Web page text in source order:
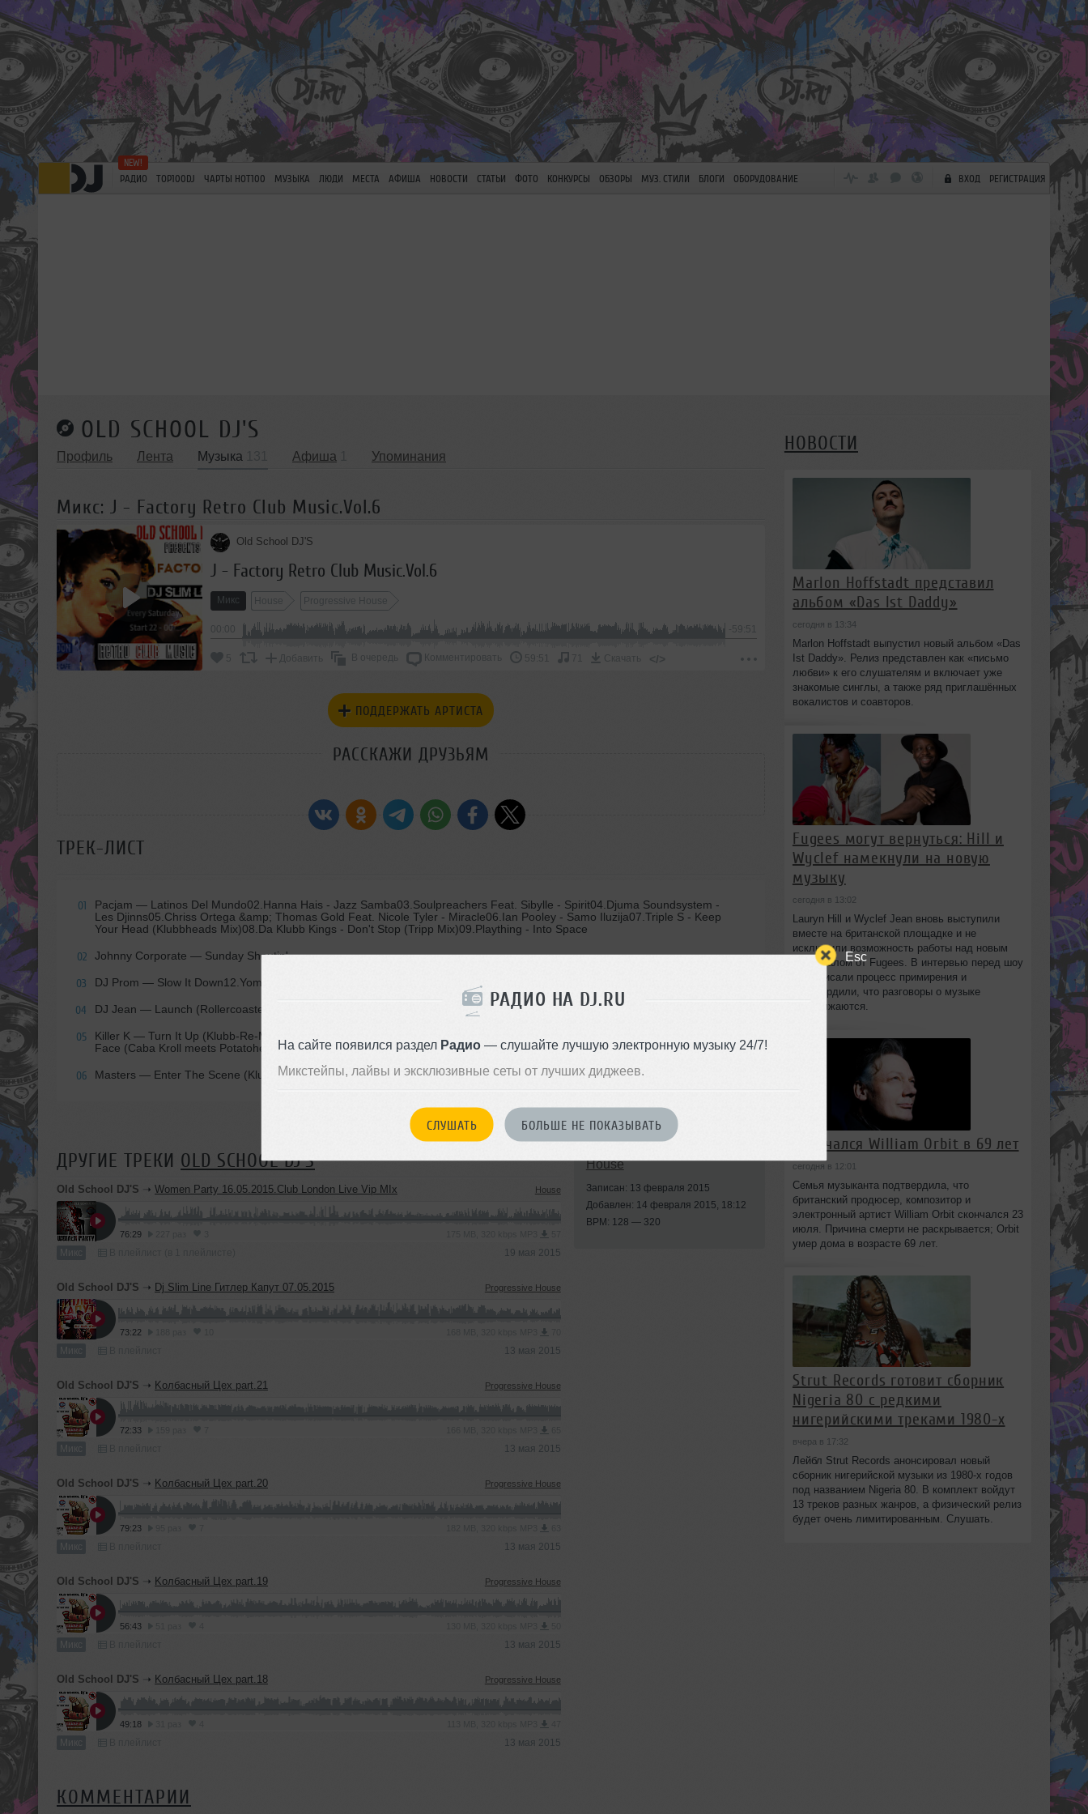
Esc
РАДИО НА DJ.RU
На сайте появился раздел Радио— слушайте лучшую электронную музыку 24/7!
Микстейпы, лайвы и эксклюзивные сеты от лучших диджеев.
СЛУШАТЬ БОЛЬШЕ НЕ ПОКАЗЫВАТЬ
РАДИО TOP100DJ ЧАРТЫ HOT100 МУЗЫКА ЛЮДИ МЕСТА АФИША НОВОСТИ СТАТЬИ ФОТО КОНКУРСЫ ОБЗОРЫ МУЗ. СТИЛИ БЛОГИ ОБОРУДОВАНИЕ ВХОД РЕГИСТРАЦИЯ
OLD SCHOOL DJ'S
Профиль Лента Музыка Афиша Упоминания
Микс: J - Factory Retro Club Music.Vol.6
Old School DJ'S
J - Factory Retro Club Music.Vol.6
Микс House Progressive House
-59:51
5 Добавить В очередь Комментировать 59:51 71 Скачать </>
ПОДДЕРЖАТЬ АРТИСТА
РАССКАЖИ ДРУЗЬЯМ
ТРЕК-ЛИСТ
01 Pacjam — Latinos Del Mundo02.Hanna Hais - Jazz Samba03.Soulpreachers Feat. Sibylle - Spirit04.Djuma Soundsystem -
Les Djinns05.Chriss Ortega &amp; Thomas Gold Feat. Nicole Tyler - Miracle06.Ian Pooley - Samo Iluzija07.Triple S - Keep
Your Head (Klubbheads Mix)08.Da Klubb Kings - Don't Stop (Tripp Mix)09.Plaything - Into Space
02 Johnny Corporate — Sunday Shoutin'
03 DJ Prom — Slow It Down12.Yomanda - Synth &amp; Strings13.Slim Line - Mono Boy
04 DJ Jean — Launch (Rollercoaster's Pumped Up Mix)
05 Killer K — Turn It Up (Klubb-Re-Mix)16.Mark Van Dale with Enrico - Water Verve (DJ Quicksilver Mix)17.Caba Kroll - In Your
Face (Caba Kroll meets Potatoheads)
06 Masters — Enter The Scene (Klubbheads Vs Rollercoasters Mix)
ДРУГИЕ ТРЕКИ OLD SCHOOL DJ'S
Old School DJ'S ➝ Women Party 16.05.2015.Club London Live Vip MIx House
76:29
Микс 19 мая 2015
Old School DJ'S ➝ Dj Slim Line Гитлер Капут 07.05.2015 Progressive House
73:22
Микс 13 мая 2015
Old School DJ'S ➝ Kолбасный Цех part.21 Progressive House
72:33
Микс 13 мая 2015
Old School DJ'S ➝ Kолбасный Цех part.20 Progressive House
79:23
Микс 13 мая 2015
Old School DJ'S ➝ Kолбасный Цех part.19 Progressive House
56:43
Микс 13 мая 2015
Old School DJ'S ➝ Kолбасный Цех part.18 Progressive House
49:18
Микс 13 мая 2015
Стили: House
House
Записан: 13 февраля 2015
Добавлен: 14 февраля 2015, 18:12
BPM: 128 — 320
КОММЕНТАРИИ
НОВОСТИ
Marlon Hoffstadt представил
альбом «Das Ist Daddy»
сегодня в 13:34
Marlon Hoffstadt выпустил новый альбом «Das
Ist Daddy». Релиз представлен как «письмо
любви» к его слушателям и включает уже
знакомые синглы, а также ряд приглашённых
вокалистов и соавторов.
Fugees могут вернуться: Hill и
Wyclef намекнули на новую
музыку
сегодня в 13:02
Lauryn Hill и Wyclef Jean вновь выступили
вместе на британской площадке и не
исключили возможность работы над новым
материалом от Fugees. В интервью перед шоу
они описали процесс примирения и
подтвердили, что разговоры о музыке
продолжаются.
Скончался William Orbit в 69 лет
сегодня в 12:01
Семья музыканта подтвердила, что
британский продюсер, композитор и
электронный артист William Orbit скончался 23
июля. Причина смерти не раскрывается; Orbit
умер дома в возрасте 69 лет.
Strut Records готовит сборник
Nigeria 80 с редкими
нигерийскими треками 1980-х
вчера в 17:32
Лейбл Strut Records анонсировал новый
сборник нигерийской музыки из 1980-х годов
под названием Nigeria 80. В комплект войдут
13 треков разных жанров, а физический релиз
будет очень лимитированным. Слушать.